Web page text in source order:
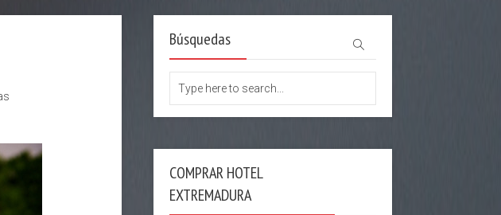
Búsquedas
COMPRAR HOTEL
EXTREMADURA